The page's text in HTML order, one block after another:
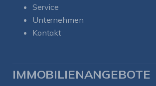
Service
Unternehmen
Kontakt
IMMOBILIENANGEBOTE